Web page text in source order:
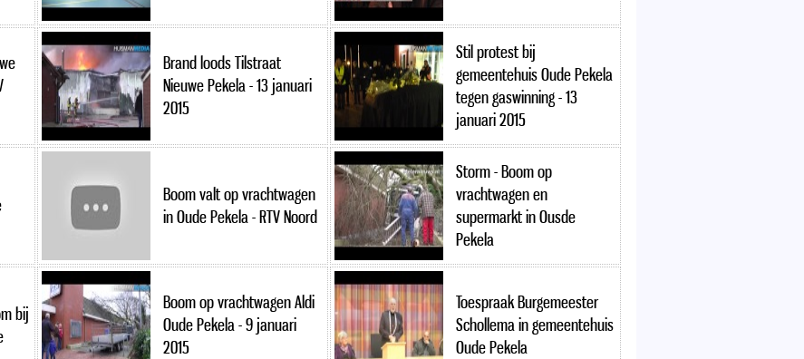
Brand loods Tilstraat
Nieuwe Pekela - 13 januari
2015
Stil protest bij
gemeentehuis Oude Pekela
tegen gaswinning - 13
januari 2015
Boom valt op vrachtwagen
in Oude Pekela - RTV Noord
Storm - Boom op
vrachtwagen en
supermarkt in Ousde
Pekela
bij
Boom op vrachtwagen Aldi
Oude Pekela - 9 januari
2015
Toespraak Burgemeester
Schollema in gemeentehuis
Oude Pekela